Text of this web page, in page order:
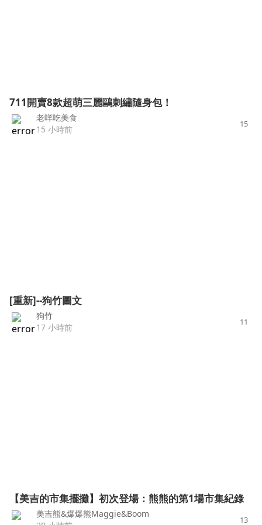
711開賣8款超萌三麗鷗刺繡隨身包！
老咩吃美食
15 小時前
15
[重新]--狗竹圖文
狗竹
17 小時前
11
【美吉的市集擺攤】初次登場：熊熊的第1場市集紀錄
美吉熊&爆爆熊Maggie&Boom
13